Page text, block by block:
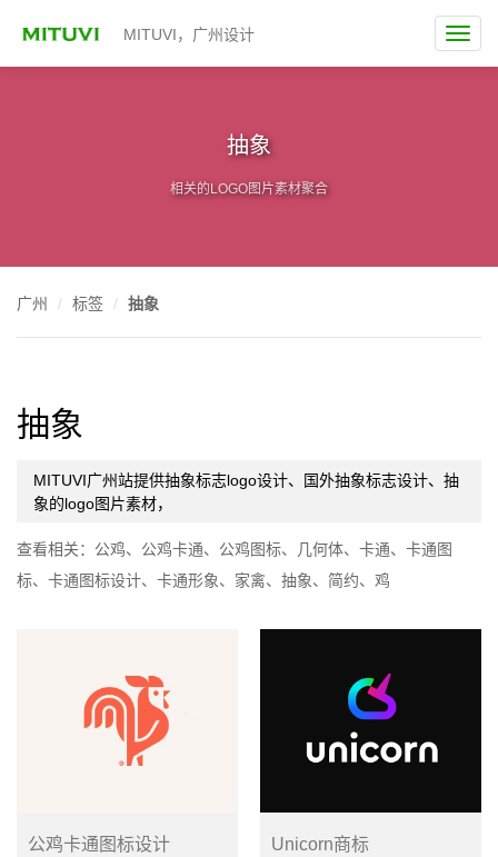
MITUVI，广州设计
抽象
相关的LOGO图片素材聚合
广州 标签 抽象
抽象
MITUVI广州站提供抽象标志logo设计、国外抽象标志设计、抽
象的logo图片素材，
查看相关： 公鸡、 公鸡卡通、 公鸡图标、 几何体、 卡通、 卡通图
标、 卡通图标设计、 卡通形象、 家禽、 抽象、 简约、 鸡
公鸡卡通图标设计 Unicorn商标